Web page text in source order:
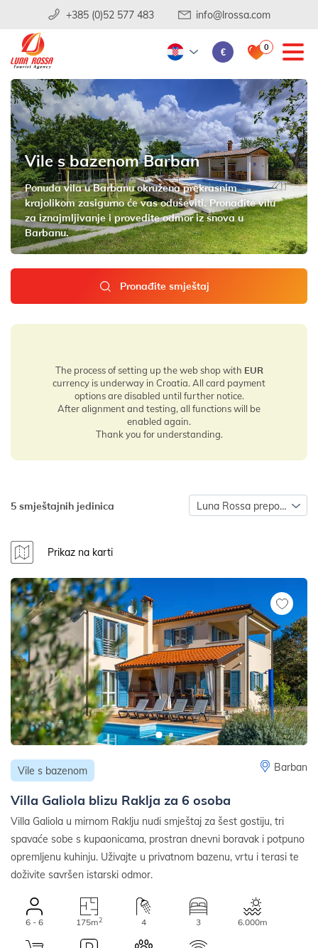
+385 (0)52 577 483 info@lrossa.com
€ 0
Vile s bazenom Barban
Ponuda vila u Barbanu okružena prekrasnim
krajolikom zasigurno će vas oduševiti. Pronađite vilu
za iznajmljivanje i provedite odmor iz snova u
Barbanu.
Pronađite smještaj
The process of setting up the web shop with EUR
currency is underway in Croatia. All card payment
options are disabled until further notice.
After alignment and testing, all functions will be
enabled again.
Thank you for understanding.
5 smještajnih jedinica Luna Rossa preporuča
Prikaz na karti
Vile s bazenom Barban
Villa Galiola blizu Raklja za 6 osoba
Villa Galiola u mirnom Raklju nudi smještaj za šest gostiju, tri
spavaće sobe s kupaonicama, prostran dnevni boravak i potpuno
opremljenu kuhinju. Uživajte u privatnom bazenu, vrtu i terasi te
doživite savršen istarski odmor.
6 - 6 175m2 4 3 6.000m